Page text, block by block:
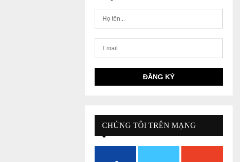
CHÚNG TÔI TRÊN MẠNG
XÃ HỘI